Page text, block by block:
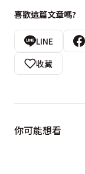
喜歡這篇文章嗎?
LINE
收藏
你可能想看